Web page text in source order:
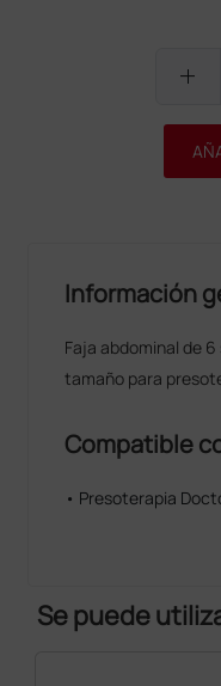
add
Información
Faja abdominal de
tamaño para
Compatible
• Presoterapia
Se puede